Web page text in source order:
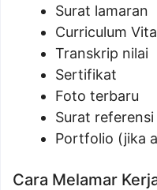
Surat lamaran
Curriculum
Transkrip nilai
Sertifikat
Foto terbaru
Surat
Portfolio (jika
Cara Melamar